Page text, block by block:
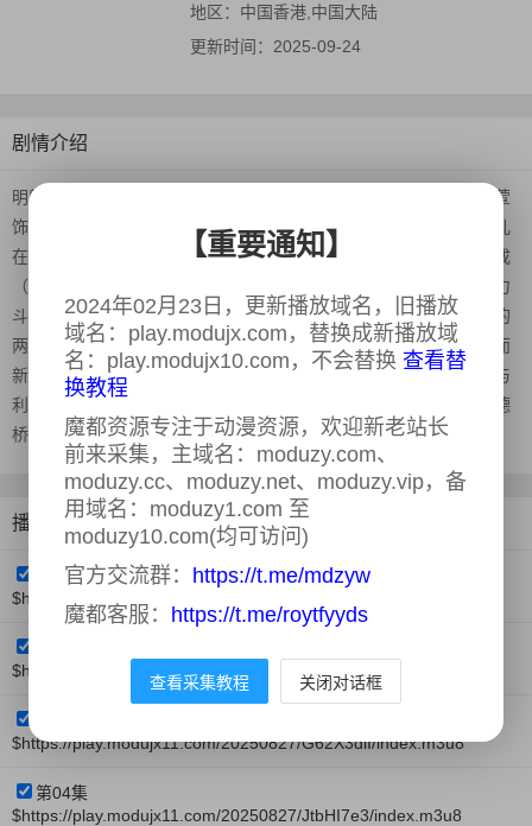
地区： 中国香港,中国大陆
更新时间： 2025-09-24
剧情介绍
明塱集团主席王进涛（钟镇涛饰）与著名心脏外科医生董一妍（宣萱
饰）在欧洲举行了一场豪华婚礼，婚礼过后，进涛与两名儿子及孙儿
在意外中丧生。这场悲剧让王家及集团陷入混乱，进涛的宿敌柯永成
（汤镇业饰）更企图伺机夺取明塱的核心项目。同时要应付王家权力
斗争及外界阴谋较量的一妍，为稳固在明塱的地位，试图拉拢进涛的
两位儿媳文以珈（刘佩玥饰）和陈丽雪（吴若希饰）维持大局，然而
新加入的董事方欣（陈炜饰），也对明塱虎视眈眈。而在这场权力与
利益争夺战中，参与者还有带着神秘身份、与以珈有过一段情的戴德
桥（陈展鹏饰）……
播放类型：modum3u8
第01集
$https://play.modujx11.com/20250827/gIl3s5K3/index.m3u8
$https://play.modujx11.com/20250827/R9OFmsJK/index.m3u8
$https://play.modujx11.com/20250827/G62X3diI/index.m3u8
第04集
$https://play.modujx11.com/20250827/JtbHI7e3/index.m3u8
【重要通知】
2024年02月23日，更新播放域名，旧播放
域名：play.modujx.com，替换成新播放域
名：play.modujx10.com，不会替换 查看替
换教程
魔都资源专注于动漫资源，欢迎新老站长
前来采集，主域名：moduzy.com、
moduzy.cc、moduzy.net、moduzy.vip，备
用域名：moduzy1.com 至
moduzy10.com(均可访问)
官方交流群： https://t.me/mdzyw
魔都客服： https://t.me/roytfyyds
查看采集教程 关闭对话框